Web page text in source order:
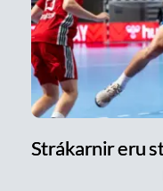
Strákarnir eru